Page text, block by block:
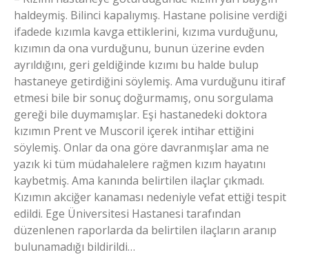
haldeymiş. Bilinci kapalıymış. Hastane polisine verdiği
ifadede kızımla kavga ettiklerini, kızıma vurduğunu,
kızımın da ona vurduğunu, bunun üzerine evden
ayrıldığını, geri geldiğinde kızımı bu halde bulup
hastaneye getirdiğini söylemiş. Ama vurduğunu itiraf
etmesi bile bir sonuç doğurmamış, onu sorgulama
gereği bile duymamışlar. Eşi hastanedeki doktora
kızımın Prent ve Muscoril içerek intihar ettiğini
söylemiş. Onlar da ona göre davranmışlar ama ne
yazık ki tüm müdahalelere rağmen kızım hayatını
kaybetmiş. Ama kanında belirtilen ilaçlar çıkmadı.
Kızımın akciğer kanaması nedeniyle vefat ettiği tespit
edildi. Ege Üniversitesi Hastanesi tarafından
düzenlenen raporlarda da belirtilen ilaçların aranıp
bulunamadığı bildirildi…